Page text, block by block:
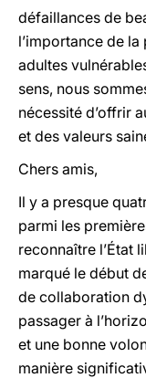
défaillances de
l’importance de
adultes
sens, nous
nécessité d’offrir
et des valeurs
Chers amis,
Il y a presque
parmi les
reconnaître l’État
marqué le début
de collaboration
passager à
et une bonne
manière